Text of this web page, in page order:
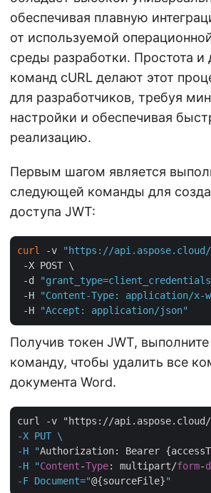
обеспечивая плавную
от используемой
среды разработки. Простота и
команд cURL делают этот
для разработчиков, требуя
настройки и обеспечивая
реализацию.
Первым шагом является
следующей команды для
доступа JWT:
curl -v "https://api.aspose.cloud/
-X POST \
-d
-H
"Content-Type: application/x-
-H
"Accept: application/json"
Получив токен JWT,
команду, чтобы удалить все
документа Word.
curl -v "https://api.aspose.cloud/
-X PUT \
-H "Authorization: Bearer
-H "Content-Type: multipart/form-
-F Document="@{sourceFile}